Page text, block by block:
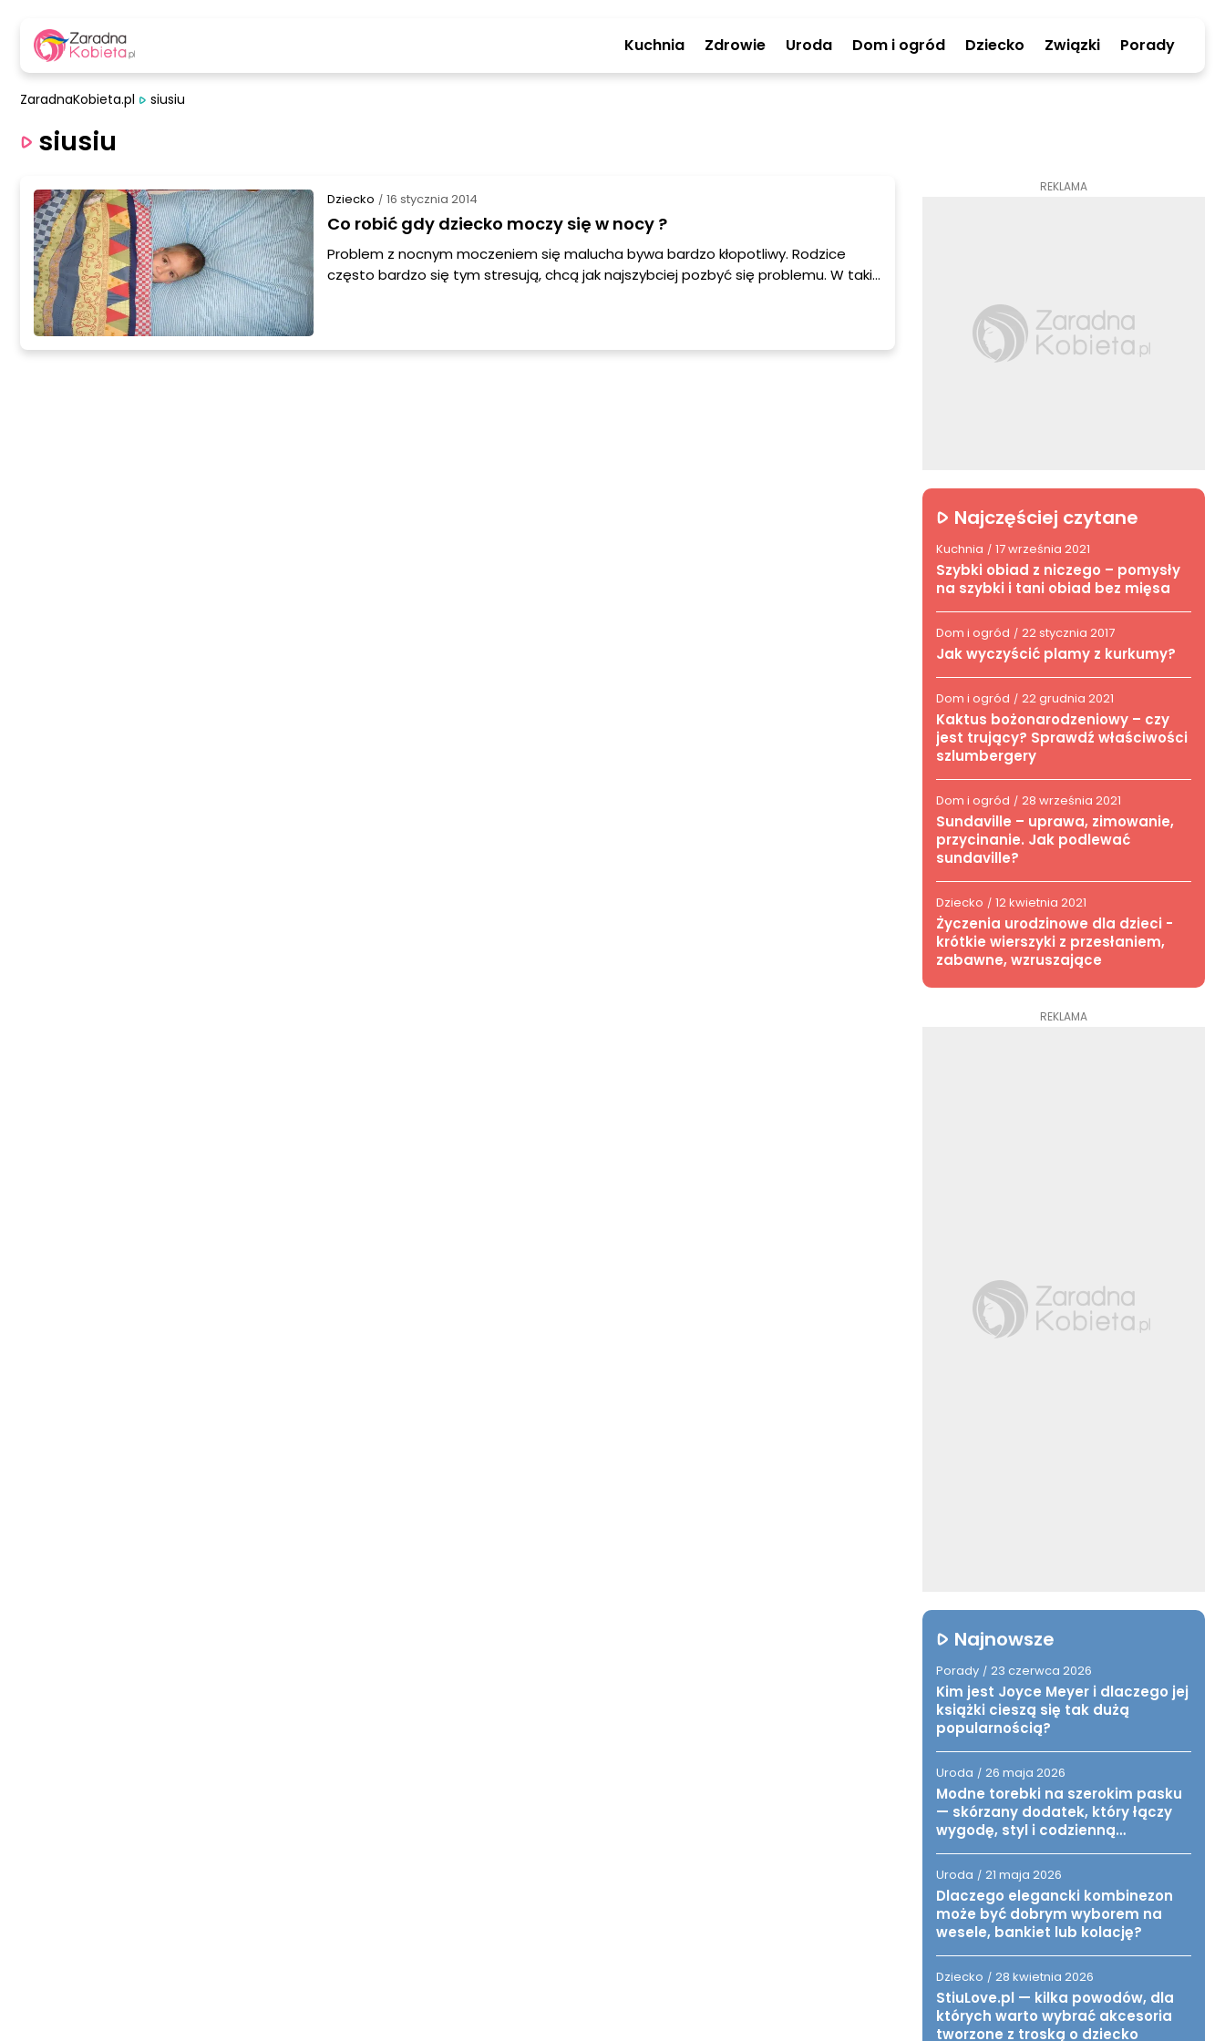
Kuchnia Zdrowie Uroda Dom i ogród Dziecko Związki Porady
ZaradnaKobieta.pl siusiu
siusiu
Dziecko / 16 stycznia 2014
Co robić gdy dziecko moczy się w nocy ?
Problem z nocnym moczeniem się malucha bywa bardzo kłopotliwy. Rodzice
często bardzo się tym stresują, chcą jak najszybciej pozbyć się problemu. W taki
wywołującymi u malucha poczucie zagrożenia.
REKLAMA
Najczęściej czytane
Kuchnia / 17 września 2021
Szybki obiad z niczego – pomysły
na szybki i tani obiad bez mięsa
Dom i ogród / 22 stycznia 2017
Jak wyczyścić plamy z kurkumy?
Dom i ogród / 22 grudnia 2021
Kaktus bożonarodzeniowy – czy
jest trujący? Sprawdź właściwości
szlumbergery
Dom i ogród / 28 września 2021
Sundaville – uprawa, zimowanie,
przycinanie. Jak podlewać
sundaville?
Dziecko / 12 kwietnia 2021
Życzenia urodzinowe dla dzieci -
krótkie wierszyki z przesłaniem,
zabawne, wzruszające
REKLAMA
Najnowsze
Porady / 23 czerwca 2026
Kim jest Joyce Meyer i dlaczego jej
książki cieszą się tak dużą
popularnością?
Uroda / 26 maja 2026
Modne torebki na szerokim pasku
— skórzany dodatek, który łączy
wygodę, styl i codzienną
Uroda / 21 maja 2026
Dlaczego elegancki kombinezon
może być dobrym wyborem na
wesele, bankiet lub kolację?
Dziecko / 28 kwietnia 2026
StiuLove.pl — kilka powodów, dla
których warto wybrać akcesoria
tworzone z troską o dziecko